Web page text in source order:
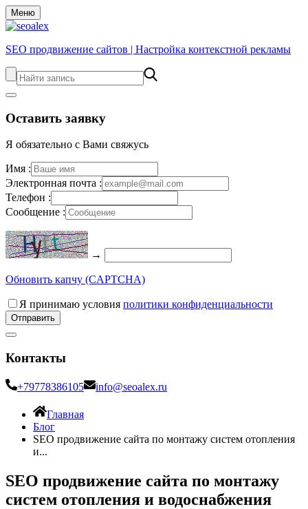
Меню
SEO продвижение сайтов | Настройка контекстной рекламы
Оставить заявку
Я обязательно с Вами свяжусь
Имя :
Электронная почта :
Телефон :
Сообщение :
→
Обновить капчу (CAPTCHA)
Я принимаю условия политики конфиденциальности
Отправить
Контакты
+79778386105 info@seoalex.ru
Главная
Блог
SEO продвижение сайта по монтажу систем отопления
и...
SEO продвижение сайта по монтажу
систем отопления и водоснабжения